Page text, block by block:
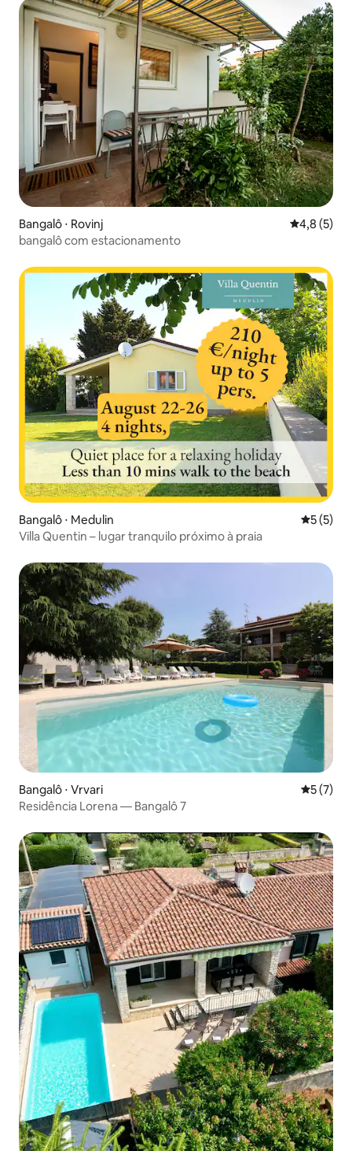
Bangalô ⋅ Rovinj 4,8 de
4,8 (5)
bangalô com estacionamento
Bangalô ⋅ Medulin 5 de
5 (5)
Villa Quentin – lugar tranquilo próximo à praia
Bangalô ⋅ Vrvari 5 de
5 (7)
Residência Lorena — Bangalô 7